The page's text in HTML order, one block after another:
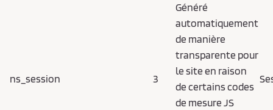
ns_session 3
Généré
automatiquement
de manière
transparente pour
le site en raison
de certains codes
de mesure JS